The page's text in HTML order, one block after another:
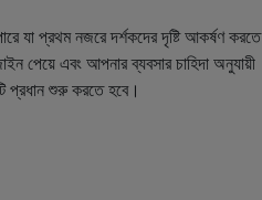
যা প্রথম নজরে দর্শকদের দৃষ্টি আকর্ষণ করতে
পেয়ে এবং আপনার ব্যবসার চাহিদা অনুযায়ী
প্রধান শুরু করতে হবে।